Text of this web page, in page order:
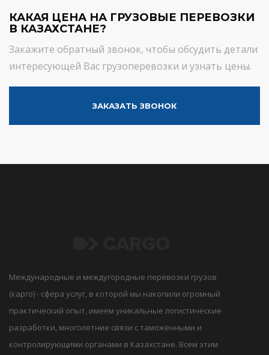
КАКАЯ ЦЕНА НА ГРУЗОВЫЕ ПЕРЕВОЗКИ
В КАЗАХСТАНЕ?
Закажите обратный звонок, чтобы обсудить детали
интересующей Вас грузоперевозки и узнать цены.
ЗАКАЗАТЬ ЗВОНОК
Международные и междугородные перевозки грузов
(карго) - сфера услуг, в которой мы накопили огромный
практический опыт, имеем уникальные логистические
разработки, многолетние связи с таможенными и
контролирующими органами в Казахстане. Всем этим